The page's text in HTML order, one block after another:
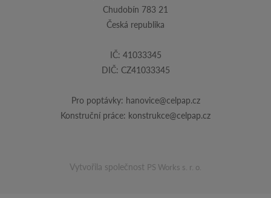
Chudobín 783 21
Česká republika
IČ: 41033345
DIČ: CZ41033345
Pro poptávky: hanovice@celpap.cz
Konstruční práce: konstrukce@celpap.cz
Vytvořila společnost PS Works s. r. o.